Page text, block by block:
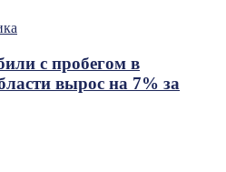
с пробегом в
вырос на 7% за